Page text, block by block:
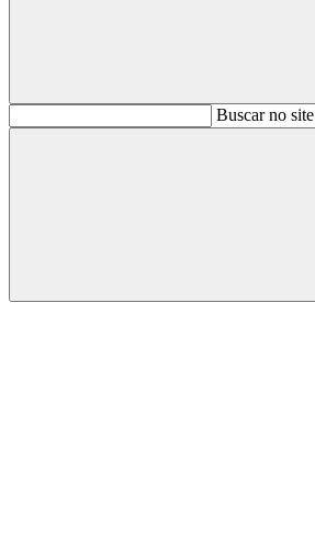
BuscarBuscar no site
Buscar